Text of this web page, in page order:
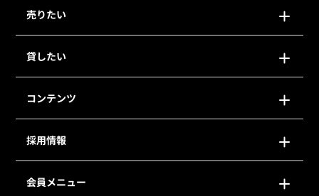
売りたい
貸したい
コンテンツ
採用情報
会員メニュー